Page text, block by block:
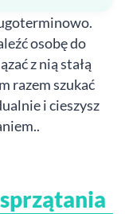
osobę do
z nią stałą
razem szukać
i cieszysz